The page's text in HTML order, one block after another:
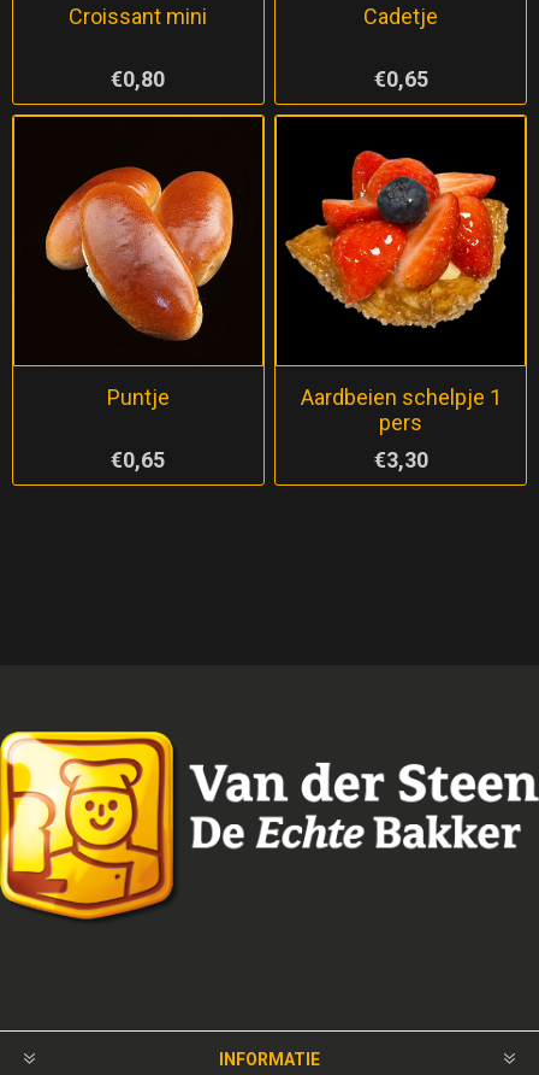
Croissant mini
€0,80
Cadetje
€0,65
Puntje
€0,65
Aardbeien schelpje 1
pers
€3,30
INFORMATIE